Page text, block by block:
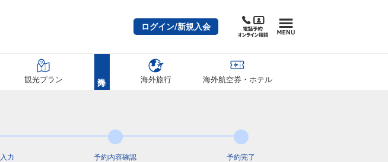
ログイン/新規入会
観光プラン 海外旅行 海外航空券・ホテル
入力 予約内容確認 予約完了